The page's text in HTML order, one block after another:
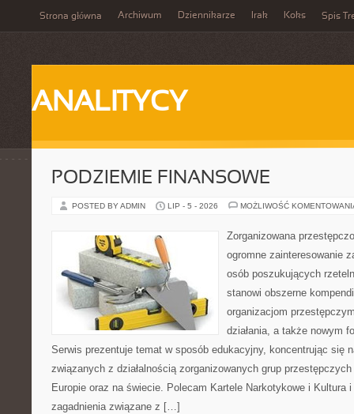
Strona główna Archiwum Dziennikarze Irak Koks Spis
ANALITYCY
PODZIEMIE FINANSOWE
POSTED BY ADMIN LIP - 5 - 2026 MOŻLIWOŚĆ
Zorganizowana
ogromne zainteresowanie
osób poszukujących
stanowi obszerne
organizacjom
działania, a także nowym
Serwis prezentuje temat w sposób edukacyjny, koncentrując się
związanych z działalnością zorganizowanych grup
Europie oraz na świecie. Polecam Kartele Narkotykowe i Kultura
zagadnienia związane z […]